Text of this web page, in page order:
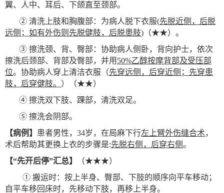
翼、人中、耳后、下颌直至颈部。
② 清洗上肢和胸腹部：为病人脱下衣服(先脱近侧，后脱
远侧；如有外伤则先脱健肢，后脱患肢)（★★）。
③ 擦洗颈、背、臀部：协助病人侧卧，背向护士，依次
擦洗后颈部、背部及臀部，并用 50%乙醇按摩背部及受压部
位。协助病人穿上清洁衣服（先穿远侧，后穿近侧；先穿患
肢，后穿健肢。 ）（★★）
④ 擦洗双下肢、踝部，清洗双足。
⑤ 擦洗会阴部。
【病例】
患者男性，34岁，在局麻下行左上臂外伤缝合术，
术后帮助其更换上衣的步骤是:先脱右侧，后穿右侧。
【“先开后停”汇总】
（★★★）
① 搬运时：按上半身、臀部、下肢的顺序向平车移动；
自平车移回床时，先移动下肢，再移上半身。